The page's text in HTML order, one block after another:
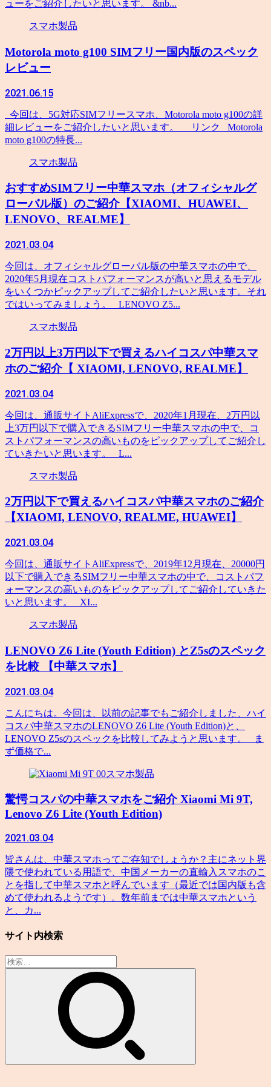
ューをご紹介したいと思います。 &nb...
スマホ製品
Motorola moto g100 SIMフリー国内版のスペック
レビュー
2021.06.15
今回は、5G対応SIMフリースマホ、Motorola moto g100の詳
細レビューをご紹介したいと思います。 リンク Motorola
moto g100の特長...
スマホ製品
おすすめSIMフリー中華スマホ（オフィシャルグ
ローバル版）のご紹介【XIAOMI、HUAWEI、
LENOVO、REALME】
2021.03.04
今回は、オフィシャルグローバル版の中華スマホの中で、
2020年5月現在コストパフォーマンスが高いと思えるモデル
をいくつかピックアップしてご紹介したいと思います。それ
ではいってみましょう。 LENOVO Z5...
スマホ製品
2万円以上3万円以下で買えるハイコスパ中華スマ
ホのご紹介【 XIAOMI, LENOVO, REALME】
2021.03.04
今回は、通販サイトAliExpressで、2020年1月現在、2万円以
上3万円以下で購入できるSIMフリー中華スマホの中で、コ
ストパフォーマンスの高いものをピックアップしてご紹介し
ていきたいと思います。 L...
スマホ製品
2万円以下で買えるハイコスパ中華スマホのご紹介
【XIAOMI, LENOVO, REALME, HUAWEI】
2021.03.04
今回は、通販サイトAliExpressで、2019年12月現在、20000円
以下で購入できるSIMフリー中華スマホの中で、コストパフ
ォーマンスの高いものをピックアップしてご紹介していきた
いと思います。 XI...
スマホ製品
LENOVO Z6 Lite (Youth Edition) とZ5sのスペック
を比較 【中華スマホ】
2021.03.04
こんにちは。今回は、以前の記事でもご紹介しました、ハイ
コスパ中華スマホのLENOVO Z6 Lite (Youth Edition)と、
LENOVO Z5sのスペックを比較してみようと思います。 ま
ず価格で...
スマホ製品
驚愕コスパの中華スマホをご紹介 Xiaomi Mi 9T,
Lenovo Z6 Lite (Youth Edition)
2021.03.04
皆さんは、中華スマホってご存知でしょうか？主にネット界
隈で使われている用語で、中国メーカーの直輸入スマホのこ
とを指して中華スマホと呼んでいます（最近では国内版も含
めて使われるようです）。数年前までは中華スマホという
と、カ...
サイト内検索
検